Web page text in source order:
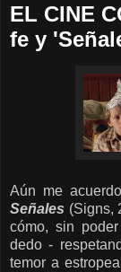
EL CINE
fe y
Aún me
Señales (Signs,
cómo, sin
dedo -
temor a